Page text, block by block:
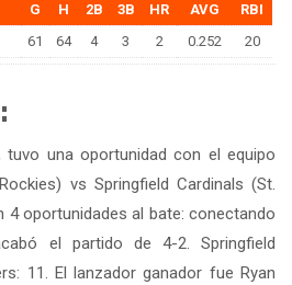
G H 2B 3B HR AVG
RBI
61 64 4 3 2 0.252 20
:
tuvo una oportunidad con el equipo
vs Springfield Cardinals (St.
4 oportunidades al bate: conectando
el partido de 4-2. Springfield
11. El lanzador ganador fue Ryan